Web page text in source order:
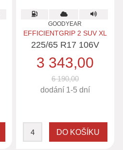
GOODYEAR
EFFICIENTGRIP 2 SUV XL
225/65 R17 106V
3 343,00
6 190,00
dodání 1-5 dní